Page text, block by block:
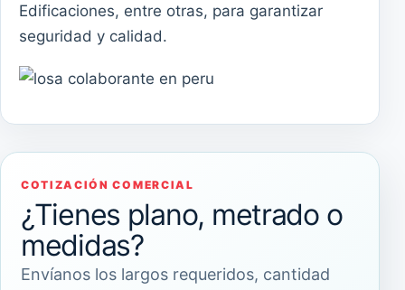
Edificaciones, entre otras, para garantizar
seguridad y calidad.
COTIZACIÓN COMERCIAL
¿Tienes plano, metrado o
medidas?
Envíanos los largos requeridos, cantidad